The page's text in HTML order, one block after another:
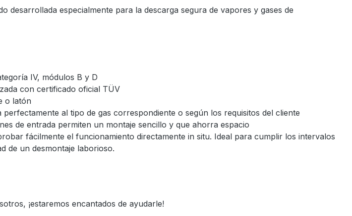
desarrollada especialmente para la descarga segura de vapores y gases de
IV, módulos B y D
con certificado oficial TÜV
o latón
al tipo de gas correspondiente o según los requisitos del cliente
de entrada permiten un montaje sencillo y que ahorra espacio
fácilmente el funcionamiento directamente in situ. Ideal para cumplir los intervalos
de un desmontaje laborioso.
¡estaremos encantados de ayudarle!